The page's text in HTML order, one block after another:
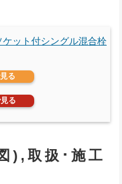
ケット付シングル混合栓
る
る
),取扱･施工